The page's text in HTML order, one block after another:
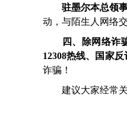
驻墨尔本总领
动，与陌生人网络
四、除网络诈
12308热线、国家
诈骗！
建议大家经常关